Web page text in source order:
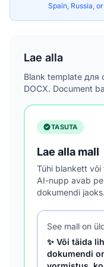
Spain, Russia,
Lae alla
Blank template для
DOCX. Document
TASUTA
Lae alla mall
Tühi blankett või
AI-nupp avab
dokumendi jaoks.
See mall on
✨ Või täida
dokumendi